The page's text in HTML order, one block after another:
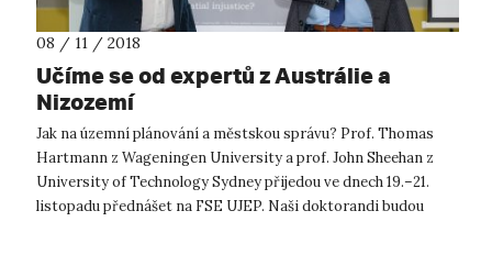
08 / 11 / 2018
Učíme se od expertů z Austrálie a
Nizozemí
Jak na územní plánování a městskou správu? Prof. Thomas
Hartmann z Wageningen University a prof. John Sheehan z
University of Technology Sydney přijedou ve dnech 19.–21.
listopadu přednášet na FSE UJEP. Naši doktorandi budou